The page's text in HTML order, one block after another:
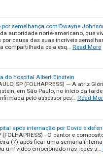
semelhança com Dwayne
autoridade norte-americano, que
causa das suas incríveis
compartilhada pela esq… Read More
do hospital Albert Einstein
SP (FOLHAPRESS) — A atriz
em São Paulo, no início da
pelo assessor pes… Read
após internação por Covid e
(FOLHAPRESS) - O cantor e
(7) após ficar uma semana
um vídeo emocionado nas redes s…